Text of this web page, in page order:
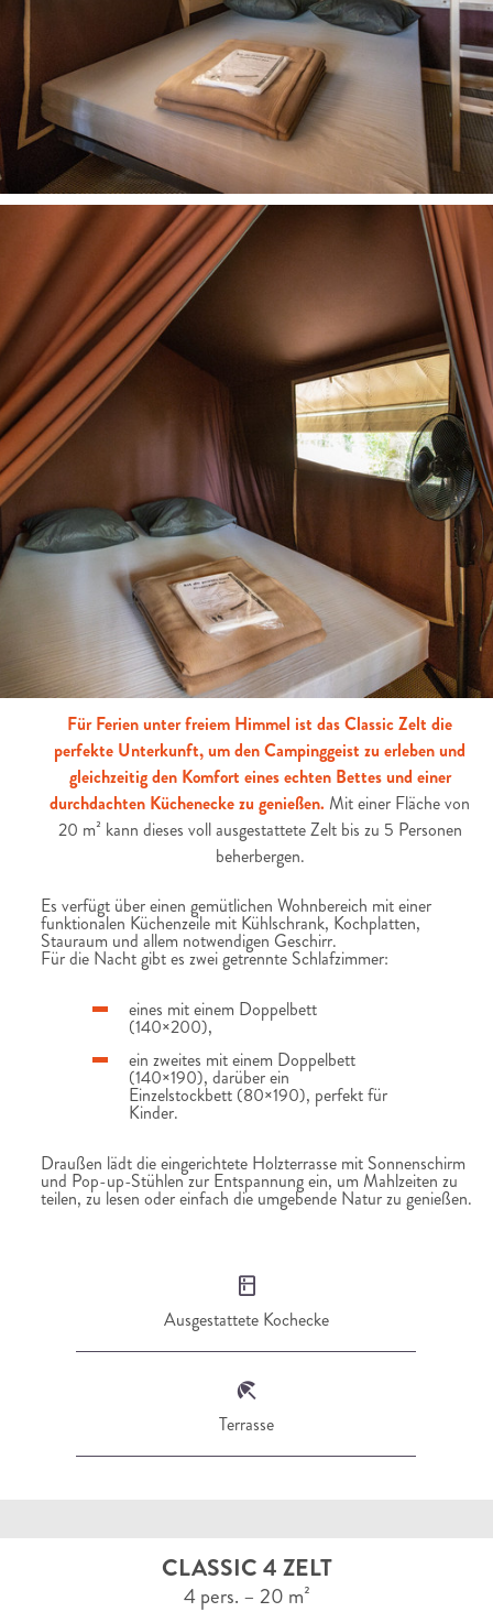
Für Ferien unter freiem Himmel ist das Classic Zelt die
perfekte Unterkunft, um den Campinggeist zu erleben und
gleichzeitig den Komfort eines echten Bettes und einer
durchdachten Küchenecke zu genießen. Mit einer Fläche von
20 m² kann dieses voll ausgestattete Zelt bis zu 5 Personen
beherbergen.
Es verfügt über einen gemütlichen Wohnbereich mit einer
funktionalen Küchenzeile mit Kühlschrank, Kochplatten,
Stauraum und allem notwendigen Geschirr.
Für die Nacht gibt es zwei getrennte Schlafzimmer:
eines mit einem Doppelbett
(140×200),
ein zweites mit einem Doppelbett
(140×190), darüber ein
Einzelstockbett (80×190), perfekt für
Kinder.
Draußen lädt die eingerichtete Holzterrasse mit Sonnenschirm
und Pop-up-Stühlen zur Entspannung ein, um Mahlzeiten zu
teilen, zu lesen oder einfach die umgebende Natur zu genießen.
Ausgestattete Kochecke
Terrasse
CLASSIC 4 ZELT
4 pers. – 20 m²